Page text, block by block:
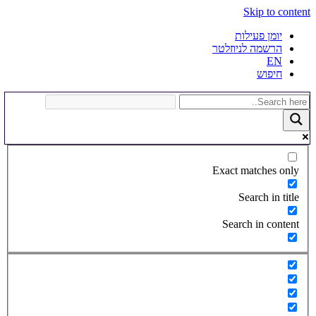
Skip to content
יומן פעילות
הרשמה לניוזלטר
EN
חיפוש
Exact matches only
Search in title
Search in content